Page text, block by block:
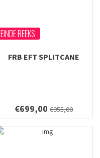
EINDE REEKS
FRB EFT SPLITCANE
€699,00 €955,00